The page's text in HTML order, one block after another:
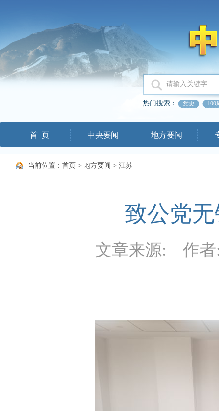
热门搜索： 党史 100
首 页 中央要闻 地方要闻
当前位置： 首页 > 地方要闻 > 江苏
致公党
文章来源: 作